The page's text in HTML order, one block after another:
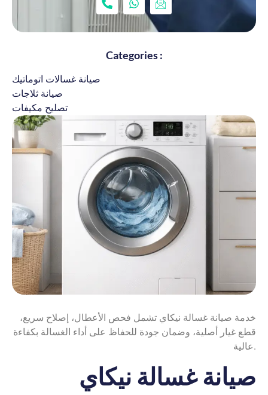
Categories :
صيانة غسالات اتوماتيك
صيانة ثلاجات
تصليح مكيفات
خدمة صيانة غسالة نيكاي تشمل فحص الأعطال، إصلاح سريع،
قطع غيار أصلية، وضمان جودة للحفاظ على أداء الغسالة بكفاءة
عالية.
صيانة غسالة نيكاي